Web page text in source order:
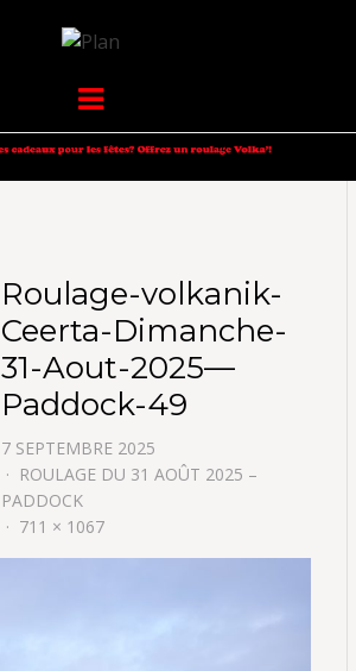
VOLKANIK-
ENDURANCE
Menu
Roulage-volkanik-
Ceerta-Dimanche-
31-Aout-2025—
Paddock-49
7 SEPTEMBRE 2025
ROULAGE DU 31 AOÛT 2025 –
PADDOCK
711 × 1067